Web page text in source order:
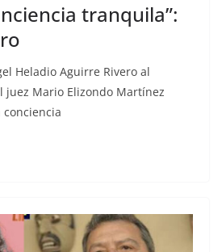
tranquila”:
Heladio Aguirre Rivero al
juez Mario Elizondo Martínez